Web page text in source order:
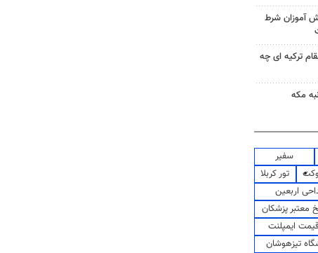
آموزان شرط
ترکیه ای چه
مکه
سفیر
تور کربلا
اربعین
معتبر پزشکان
ایمپلنت
تیزهوشان